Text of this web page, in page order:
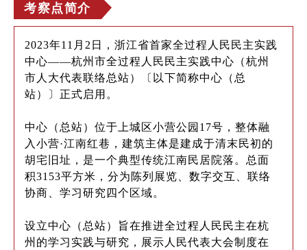
考察点简介
2023年11月2日，浙江省首家全过程人民民主实践
中心——杭州市全过程人民民主实践中心（杭州
市人大代表联络总站）〔以下简称中心（总
站）〕正式启用。
中心（总站）位于上城区小营公园17号，整体融
入小营·江南红巷，建筑主体是建成于清末民初的
胡宅旧址，是一个典型传统江南民居院落。总面
积3153平方米，分为陈列展览、数字交互、联络
协商、学习研究四个区域。
设立中心（总站）旨在推进全过程人民民主在杭
州的学习实践与研究，展示人民代表大会制度在